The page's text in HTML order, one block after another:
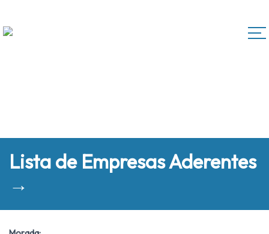
Lista de Empresas Aderentes
→